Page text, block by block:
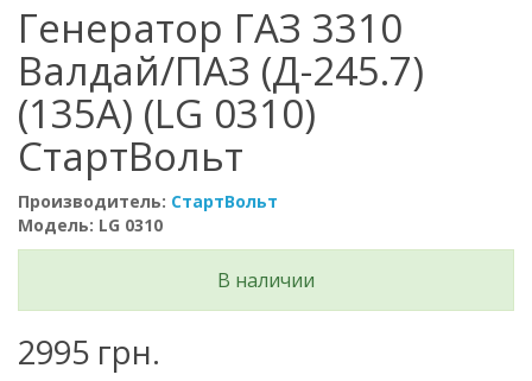
Генератор ГАЗ 3310
Валдай/ПАЗ (Д-245.7)
(135А) (LG 0310)
СтартВольт
Производитель: СтартВольт
Модель: LG 0310
В наличии
2995 грн.